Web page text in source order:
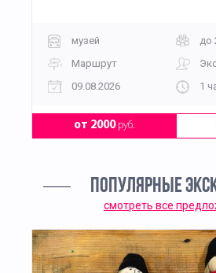
музей
до
Маршрут
09.08.2026
1
от 2000руб.
ПОПУЛЯРНЫЕ
смотреть все